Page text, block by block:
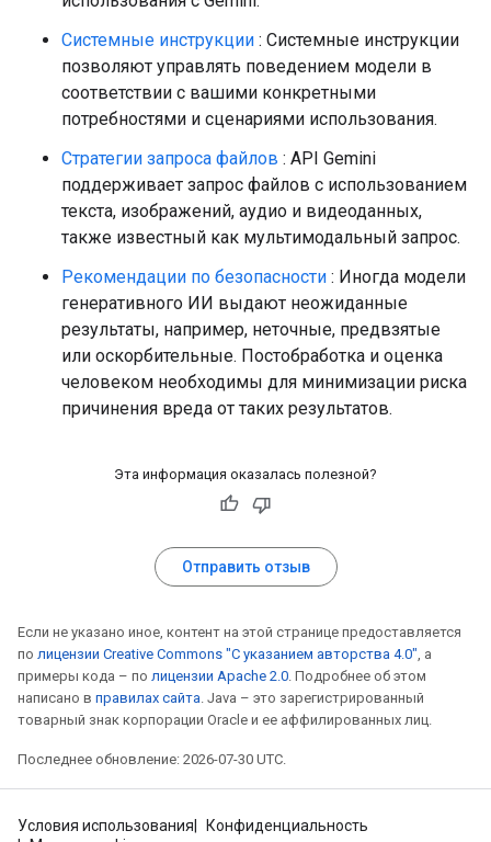
Системные инструкции : Системные инструкции
позволяют управлять поведением модели в
соответствии с вашими конкретными
потребностями и сценариями использования.
Стратегии запроса файлов : API Gemini
поддерживает запрос файлов с использованием
текста, изображений, аудио и видеоданных,
также известный как мультимодальный запрос.
Рекомендации по безопасности : Иногда модели
генеративного ИИ выдают неожиданные
результаты, например, неточные, предвзятые
или оскорбительные. Постобработка и оценка
человеком необходимы для минимизации риска
причинения вреда от таких результатов.
Эта информация оказалась полезной?
Отправить отзыв
Если не указано иное, контент на этой странице предоставляется
по лицензии Creative Commons "С указанием авторства 4.0", а
примеры кода – по лицензии Apache 2.0. Подробнее об этом
написано в правилах сайта. Java – это зарегистрированный
товарный знак корпорации Oracle и ее аффилированных лиц.
Последнее обновление: 2026-07-30 UTC.
Условия использования
Конфиденциальность